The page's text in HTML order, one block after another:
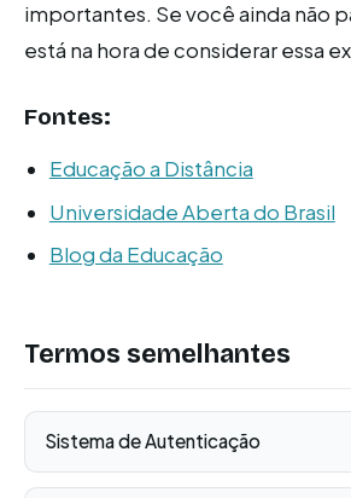
importantes. Se você ainda não
está na hora de considerar essa
Fontes:
Educação a Distância
Universidade Aberta do Brasil
Blog da Educação
Termos semelhantes
Sistema de Autenticação